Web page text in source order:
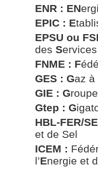
ENR : EN
EPIC : E
EPSU ou
des Services
FNME : F
GES : Gaz à
GIE : G
Gtep : G
HBL-FER/
et de Sel
ICEM :
l’Energie et